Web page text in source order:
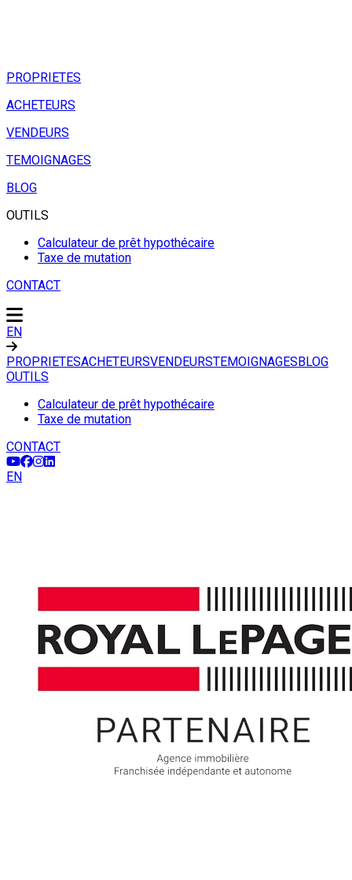
PROPRIETES
ACHETEURS
VENDEURS
TEMOIGNAGES
BLOG
OUTILS
Calculateur de prêt hypothécaire
Taxe de mutation
CONTACT
EN
PROPRIETESACHETEURSVENDEURSTEMOIGNAGESBLOG
OUTILS
Calculateur de prêt hypothécaire
Taxe de mutation
CONTACT
EN